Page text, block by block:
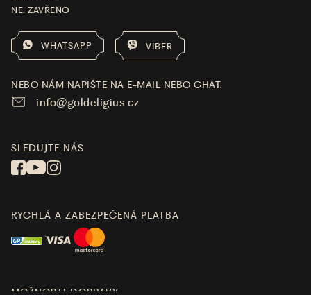
NE: ZAVŘENO
WHATSAPP VIBER
NEBO NÁM NAPIŠTE NA E-MAIL NEBO CHAT.
info@goldeligius.cz
SLEDUJTE NÁS
RYCHLÁ A ZABEZPEČENÁ PLATBA
MOŽNOSTI DOPRAVY